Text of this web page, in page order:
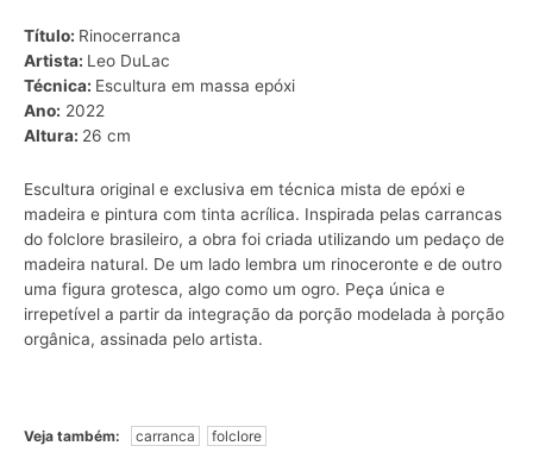
Título: Rinocerranca
Artista: Leo DuLac
Técnica: Escultura em massa epóxi
Ano: 2022
Altura: 26 cm
Escultura original e exclusiva em técnica mista de epóxi e
madeira e pintura com tinta acrílica. Inspirada pelas carrancas
do folclore brasileiro, a obra foi criada utilizando um pedaço de
madeira natural. De um lado lembra um rinoceronte e de outro
uma figura grotesca, algo como um ogro. Peça única e
irrepetível a partir da integração da porção modelada à porção
orgânica, assinada pelo artista.
Veja também: carranca folclore